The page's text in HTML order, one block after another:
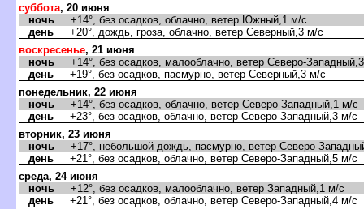
суббота, 20 июня
ночь +14°, без осадков, облачно, ветер Южный,1 м/с
день +20°, дождь, гроза, облачно, ветер Северный,3 м/с
оскресенье, 21 июня
ночь +14°, без осадков, малооблачно, ветер Северо-
день +19°, без осадков, пасмурно, ветер Северный,3 м/с
понедельник, 22 июня
ночь +14°, без осадков, облачно, ветер Северо-Западный,1 м/с
день +23°, без осадков, облачно, ветер Северо-Западный,3 м/с
торник, 23 июня
ночь +17°, небольшой дождь, пасмурно, ветер Северо-
день +21°, без осадков, облачно, ветер Северо-Западный,5 м/с
среда, 24 июня
ночь +12°, без осадков, малооблачно, ветер Западный,1 м/с
день +21°, без осадков, облачно, ветер Северо-Западный,4 м/с